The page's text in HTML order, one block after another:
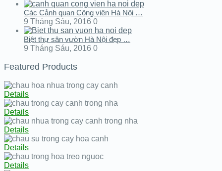
Các Cảnh quan Công viên Hà Nội …
9 Tháng Sáu, 2016 0
Biệt thự sân vườn Hà Nội đẹp …
9 Tháng Sáu, 2016 0
Featured Products
Details
Details
Details
Details
Details